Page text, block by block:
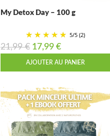
My Detox Day – 100 g
5/5 (2)
21,99€ 17,99 €
AJOUTER AU PANIER